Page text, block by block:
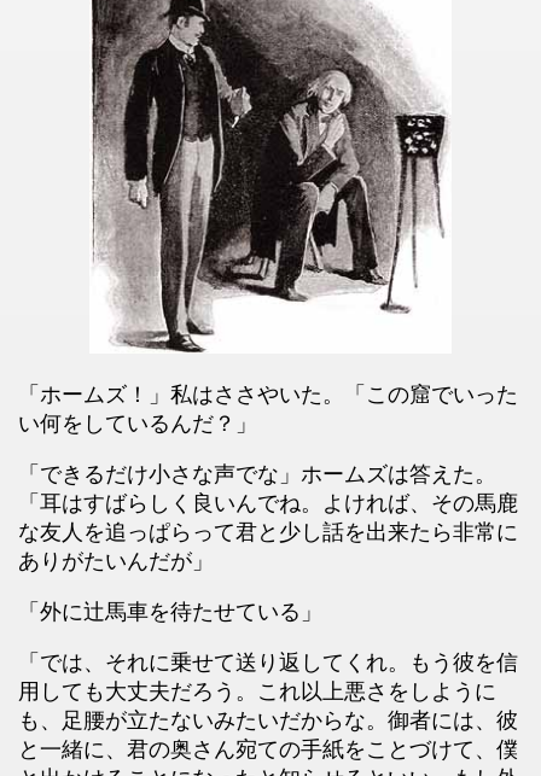
「ホームズ！」私はささやいた。「この窟でいった
い何をしているんだ？」
「できるだけ小さな声でな」ホームズは答えた。
「耳はすばらしく良いんでね。よければ、その馬鹿
な友人を追っぱらって君と少し話を出来たら非常に
ありがたいんだが」
「外に辻馬車を待たせている」
「では、それに乗せて送り返してくれ。もう彼を信
用しても大丈夫だろう。これ以上悪さをしように
も、足腰が立たないみたいだからな。御者には、彼
と一緒に、君の奥さん宛ての手紙をことづけて、僕